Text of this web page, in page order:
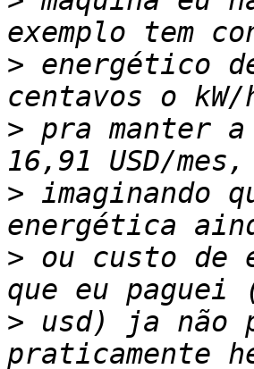
> energético
> pra manter
> imaginando
> ou custo de
> usd) ja não